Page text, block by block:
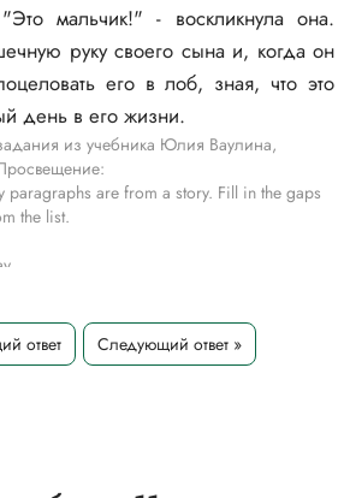
мальчик!" - воскликнула она.
руку своего сына и, когда он
его в лоб, зная, что это
день в его жизни.
из учебника Юлия Ваулина,
are from a story. Fill in the gaps
the list.
It's your wife. You should come ..." Brian
He dropped the phone, 1) rushed out
the door, and jumped into his car. For
notice how fast he was driving or 2) the
him.
The Griffith General, and raced inside. Once
ответ Следующий ответ »